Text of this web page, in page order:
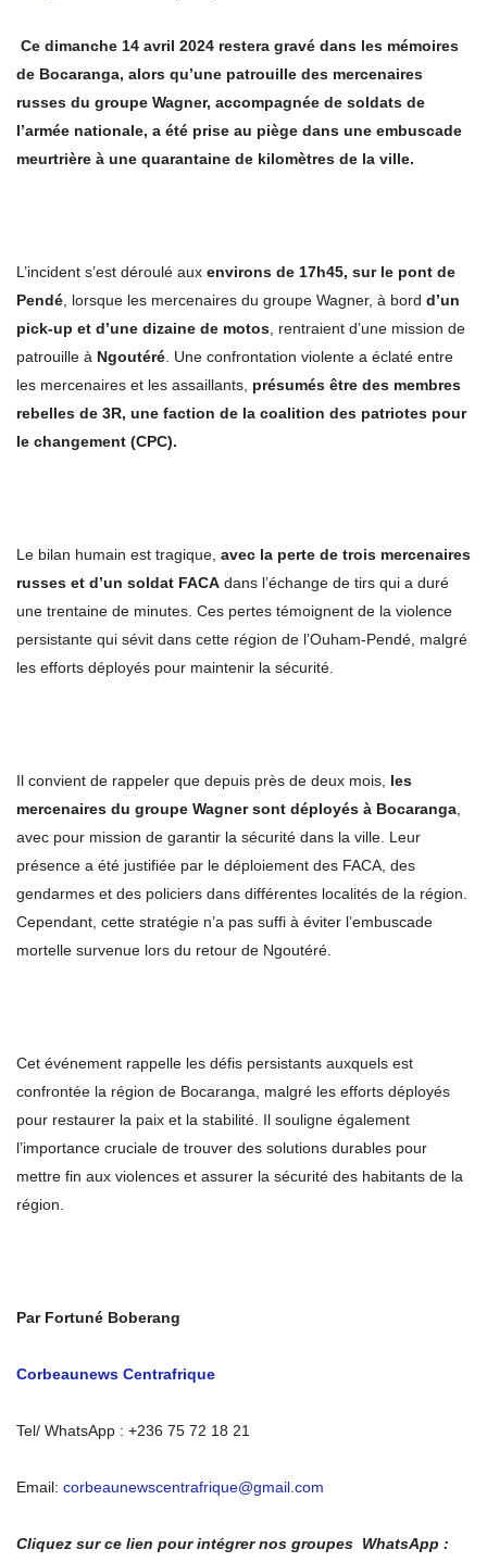
Ce dimanche 14 avril 2024 restera gravé dans les mémoires
de Bocaranga, alors qu’une patrouille des mercenaires
russes du groupe Wagner, accompagnée de soldats de
l’armée nationale, a été prise au piège dans une embuscade
meurtrière à une quarantaine de kilomètres de la ville.
L’incident s’est déroulé aux environs de 17h45, sur le pont de
Pendé, lorsque les mercenaires du groupe Wagner, à bord d’un
pick-up et d’une dizaine de motos, rentraient d’une mission de
patrouille à Ngoutéré. Une confrontation violente a éclaté entre
les mercenaires et les assaillants, présumés être des membres
rebelles de 3R, une faction de la coalition des patriotes pour
le changement (CPC).
Le bilan humain est tragique, avec la perte de trois mercenaires
russes et d’un soldat FACA dans l’échange de tirs qui a duré
une trentaine de minutes. Ces pertes témoignent de la violence
persistante qui sévit dans cette région de l’Ouham-Pendé, malgré
les efforts déployés pour maintenir la sécurité.
Il convient de rappeler que depuis près de deux mois, les
mercenaires du groupe Wagner sont déployés à Bocaranga,
avec pour mission de garantir la sécurité dans la ville. Leur
présence a été justifiée par le déploiement des FACA, des
gendarmes et des policiers dans différentes localités de la région.
Cependant, cette stratégie n’a pas suffi à éviter l’embuscade
mortelle survenue lors du retour de Ngoutéré.
Cet événement rappelle les défis persistants auxquels est
confrontée la région de Bocaranga, malgré les efforts déployés
pour restaurer la paix et la stabilité. Il souligne également
l’importance cruciale de trouver des solutions durables pour
mettre fin aux violences et assurer la sécurité des habitants de la
région.
Par Fortuné Boberang
Corbeaunews Centrafrique
Tel/ WhatsApp : +236 75 72 18 21
Email: corbeaunewscentrafrique@gmail.com
Cliquez sur ce lien pour intégrer nos groupes WhatsApp :